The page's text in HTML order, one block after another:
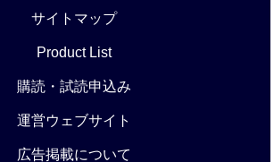
サイトマップ
Product List
購読・試読申込み
運営ウェブサイト
広告掲載について